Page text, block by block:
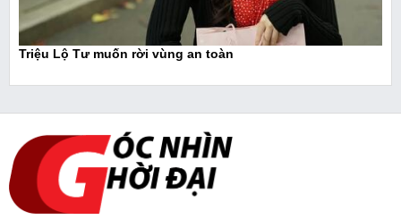
Triệu Lộ Tư muốn rời vùng an toàn